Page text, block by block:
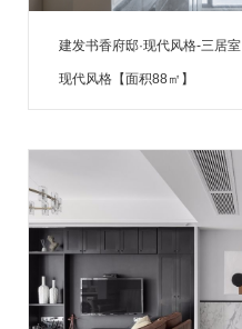
建发书香府邸·现代风格-三居室
现代风格【面积88㎡】